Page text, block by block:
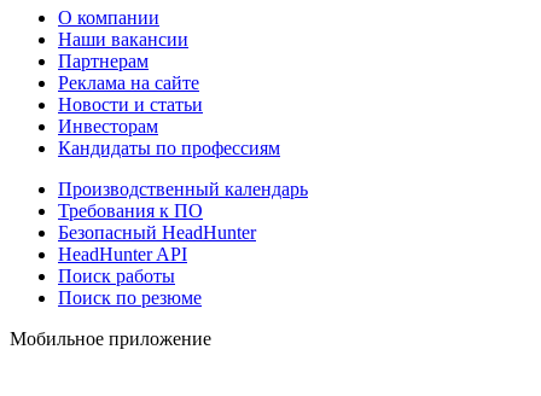
О компании
Наши вакансии
Партнерам
Реклама на сайте
Новости и статьи
Инвесторам
Кандидаты по профессиям
Производственный календарь
Требования к ПО
Безопасный HeadHunter
HeadHunter API
Поиск работы
Поиск по резюме
Мобильное приложение